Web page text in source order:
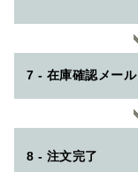
7 - 在庫確認メール
8 - 注文完了